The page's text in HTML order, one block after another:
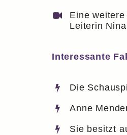
Eine
Leiterin
Interessante
Die
Anne
Sie besitzt